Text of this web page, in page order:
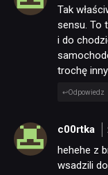
Tak
sensu. To
i do
trochę
Odpowiedz
c00rtka
hehehe z
wsadzili